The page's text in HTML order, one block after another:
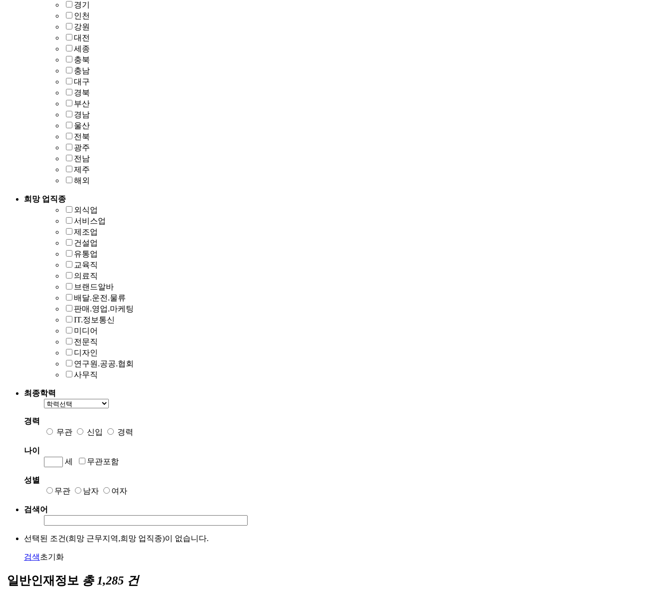
경기
인천
강원
대전
세종
충북
충남
대구
경북
부산
경남
울산
전북
광주
전남
제주
해외
희망 업직종
외식업
서비스업
제조업
건설업
유통업
교육직
의료직
브랜드알바
배달.운전.물류
판매.영업.마케팅
IT.정보통신
미디어
전문직
디자인
연구원.공공.협회
사무직
최종학력
경력
무관
신입 경력
나이
세
무관포함
성별
무관
남자 여자
검색어
선택된 조건(희망 근무지역,희망 업직종)이 없습니다.
검색초기화
일반인재정보 총 1,285 건